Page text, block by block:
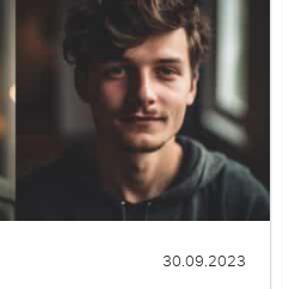
30.09.2023